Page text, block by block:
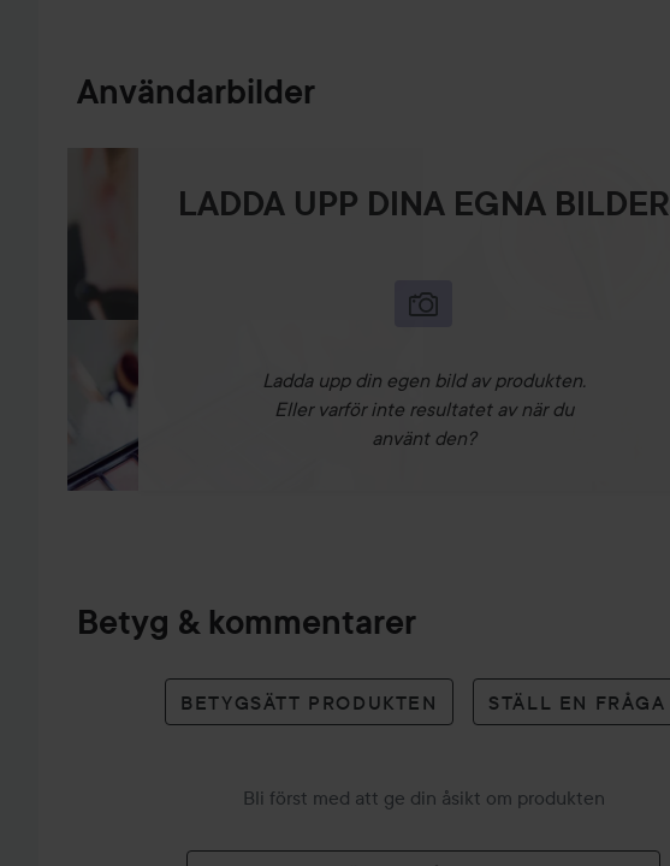
Användarbilder
LADDA UPP DINA EGNA BILDER
Ladda upp din egen bild av produkten.
Eller varför inte resultatet av när du
använt den?
Betyg & kommentarer
BETYGSÄTT PRODUKTEN STÄLL EN FRÅGA
Bli först med att ge din åsikt om produkten